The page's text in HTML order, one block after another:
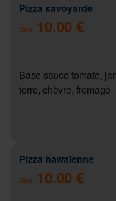
Pizza savoyarde
Dès 10.00 €
Base sauce tomate,
terre, chèvre, fromage
Pizza hawaïenne
Dès 10.00 €